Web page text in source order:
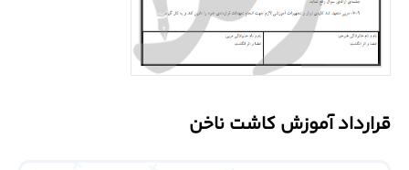
درباره
با
قرارداد آموزش کاشت ناخن